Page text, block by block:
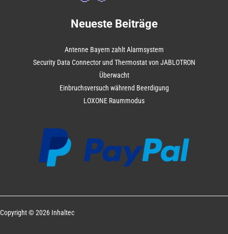
Neueste Beiträge
Antenne Bayern zahlt Alarmsystem
Security Data Connector und Thermostat von JABLOTRON
Überwacht
Einbruchsversuch während Beerdigung
LOXONE Raummodus
Copyright © 2026 Inhaltec